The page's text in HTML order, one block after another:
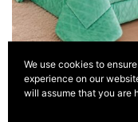
Edredão Sam Dupla
We use cookies to
experience on our
will assume that you are